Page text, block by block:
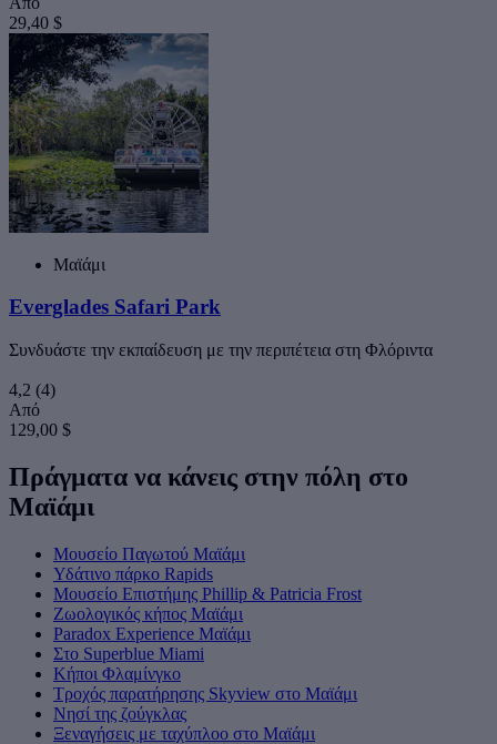
29,40 $
Μαϊάμι
Everglades Safari Park
Συνδυάστε την εκπαίδευση με την περιπέτεια στη Φλόριντα
4,2 (4)
Από
129,00 $
Πράγματα να κάνεις στην πόλη στο
Μαϊάμι
Μουσείο Παγωτού Μαϊάμι
Υδάτινο πάρκο Rapids
Μουσείο Επιστήμης Phillip & Patricia Frost
Ζωολογικός κήπος Μαϊάμι
Paradox Experience Μαϊάμι
Στο Superblue Miami
Κήποι Φλαμίνγκο
Τροχός παρατήρησης Skyview στο Μαϊάμι
Νησί της ζούγκλας
Ξεναγήσεις με ταχύπλοο στο Μαϊάμι